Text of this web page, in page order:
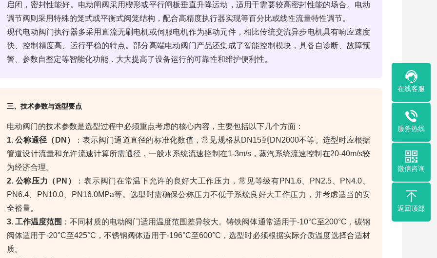
启闭，密封性能好。电动闸阀采用楔形或平行闸板垂直升降运动，适用于需要较高密封性能的场合。电动
调节阀则采用特殊的笼式或平衡式阀笼结构，配合高精度执行器实现等百分比或线性流量特性调节。
现代电动阀门执行器多采用直流无刷电机或伺服电机作为驱动元件，相比传统交流异步电机具有响应速度
快、控制精度高、运行平稳的特点。部分高端电动阀门产品还集成了智能控制模块，具备自诊断、故障预
警、参数自整定等智能化功能，大大提高了设备运行的可靠性和维护便利性。
三、技术参数与选型要点
电动阀门的技术参数是选型过程中必须重点考虑的核心内容，主要包括以下几个方面：
1. 公称通径（DN）
：表示阀门通道直径的标准化数值，常见规格从DN15到DN2000不等。选型时应根据
管道设计流量和允许流速计算所需通径，一般水系统流速控制在1-3m/s，蒸汽系统流速控制在20-40m/s较
为经济合理。
2. 公称压力（PN）
：表示阀门在常温下允许的良好大工作压力，常见等级有PN1.6、PN2.5、PN4.0、
PN6.4、PN10.0、PN16.0MPa等。选型时需确保公称压力不低于系统良好大工作压力，并考虑适当的安
全裕量。
3. 工作温度范围 ：不同材质的电动阀门适用温度范围差异较大。铸铁阀体通常适用于-10°C至200°C，碳钢
阀体适用于-20°C至425°C，不锈钢阀体适用于-196°C至600°C，选型时必须根据实际介质温度选择合适材
质。
在线客服
服务热线
微信咨询
返回顶部